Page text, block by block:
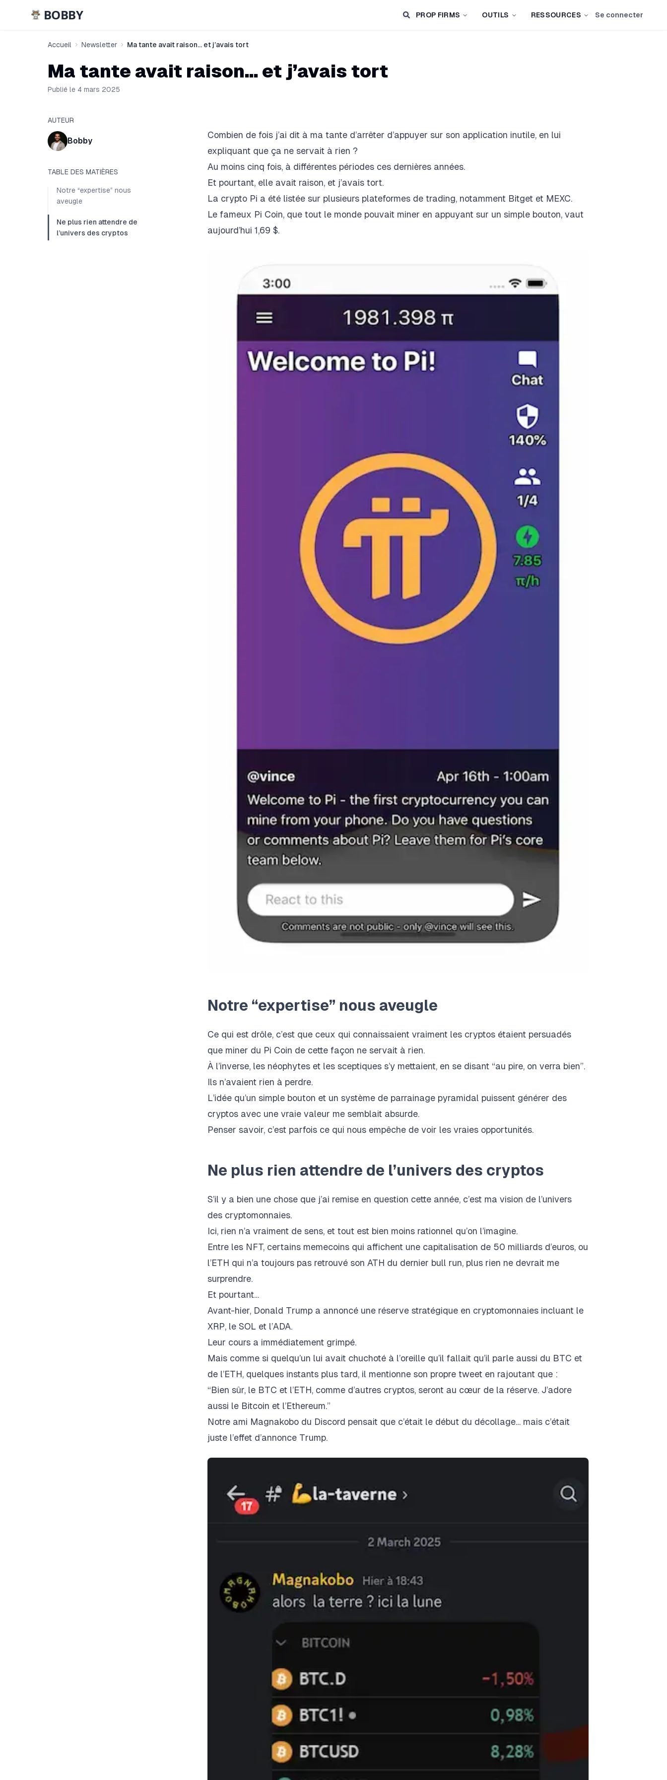
BOBBY PROP FIRMS OUTILS RESSOURCES Se connecter
Accueil Newsletter Ma tante avait raison… et j’avais tort
Ma tante avait raison… et j’avais tort
Publié le 4 mars 2025
AUTEUR
Bobby
TABLE DES MATIÈRES
Notre “expertise” nous
aveugle
Ne plus rien attendre de
l’univers des cryptos
Combien de fois j’ai dit à ma tante d’arrêter d’appuyer sur son application inutile, en lui
expliquant que ça ne servait à rien ?
Au moins cinq fois, à différentes périodes ces dernières années.
Et pourtant, elle avait raison, et j’avais tort.
La crypto Pi a été listée sur plusieurs plateformes de trading, notamment Bitget et MEXC.
Le fameux Pi Coin, que tout le monde pouvait miner en appuyant sur un simple bouton, vaut
aujourd’hui 1,69 $.
Notre “expertise” nous aveugle
Ce qui est drôle, c’est que ceux qui connaissaient vraiment les cryptos étaient persuadés
que miner du Pi Coin de cette façon ne servait à rien.
À l’inverse, les néophytes et les sceptiques s’y mettaient, en se disant “au pire, on verra bien”.
Ils n’avaient rien à perdre.
L’idée qu’un simple bouton et un système de parrainage pyramidal puissent générer des
cryptos avec une vraie valeur me semblait absurde.
Penser savoir, c’est parfois ce qui nous empêche de voir les vraies opportunités.
Ne plus rien attendre de l’univers des cryptos
S’il y a bien une chose que j’ai remise en question cette année, c’est ma vision de l’univers
des cryptomonnaies.
Ici, rien n’a vraiment de sens, et tout est bien moins rationnel qu’on l’imagine.
Entre les NFT, certains memecoins qui affichent une capitalisation de 50 milliards d’euros, ou
l’ETH qui n’a toujours pas retrouvé son ATH du dernier bull run, plus rien ne devrait me
surprendre.
Et pourtant…
Avant-hier, Donald Trump a annoncé une réserve stratégique en cryptomonnaies incluant le
XRP, le SOL et l’ADA.
Leur cours a immédiatement grimpé.
Mais comme si quelqu’un lui avait chuchoté à l’oreille qu’il fallait qu’il parle aussi du BTC et
de l’ETH, quelques instants plus tard, il mentionne son propre tweet en rajoutant que :
“Bien sûr, le BTC et l’ETH, comme d’autres cryptos, seront au cœur de la réserve. J’adore
aussi le Bitcoin et l’Ethereum.”
Notre ami Magnakobo du Discord pensait que c’était le début du décollage… mais c’était
juste l’effet d’annonce Trump.